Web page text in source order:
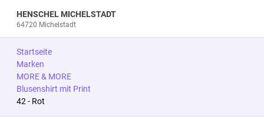
HENSCHEL MICHELSTADT
64720 Michelstadt
Startseite
Marken
MORE & MORE
Blusenshirt mit Print
42 - Rot